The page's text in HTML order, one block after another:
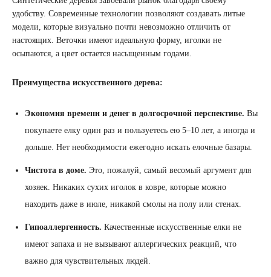
удобству. Современные технологии позволяют создавать литые
модели, которые визуально почти невозможно отличить от
настоящих. Веточки имеют идеальную форму, иголки не
осыпаются, а цвет остается насыщенным годами.
Преимущества искусственного дерева:
Экономия времени и денег в долгосрочной перспективе. Вы
покупаете елку один раз и пользуетесь ею 5–10 лет, а иногда и
дольше. Нет необходимости ежегодно искать елочные базары.
Чистота в доме. Это, пожалуй, самый весомый аргумент для
хозяек. Никаких сухих иголок в ковре, которые можно
находить даже в июле, никакой смолы на полу или стенах.
Гипоаллергенность. Качественные искусственные елки не
имеют запаха и не вызывают аллергических реакций, что
важно для чувствительных людей.